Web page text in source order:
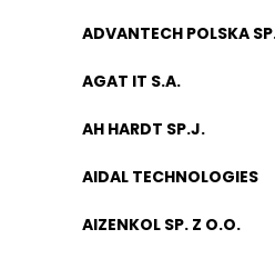
ADVANTECH POLSKA
AGAT IT S.A.
AH HARDT SP.J.
AIDAL TECHNOLOGIES
AIZENKOL SP. Z O.O.